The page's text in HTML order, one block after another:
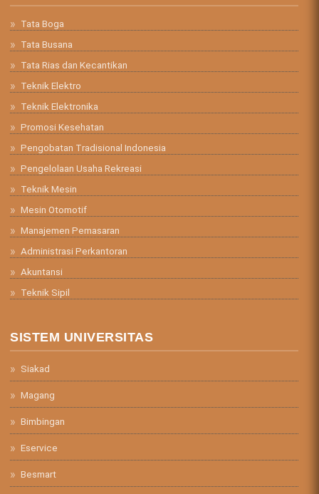
Tata Boga
Tata Busana
Tata Rias dan Kecantikan
Teknik Elektro
Teknik Elektronika
Promosi Kesehatan
Pengobatan Tradisional Indonesia
Pengelolaan Usaha Rekreasi
Teknik Mesin
Mesin Otomotif
Manajemen Pemasaran
Administrasi Perkantoran
Akuntansi
Teknik Sipil
SISTEM UNIVERSITAS
Siakad
Magang
Bimbingan
Eservice
Besmart